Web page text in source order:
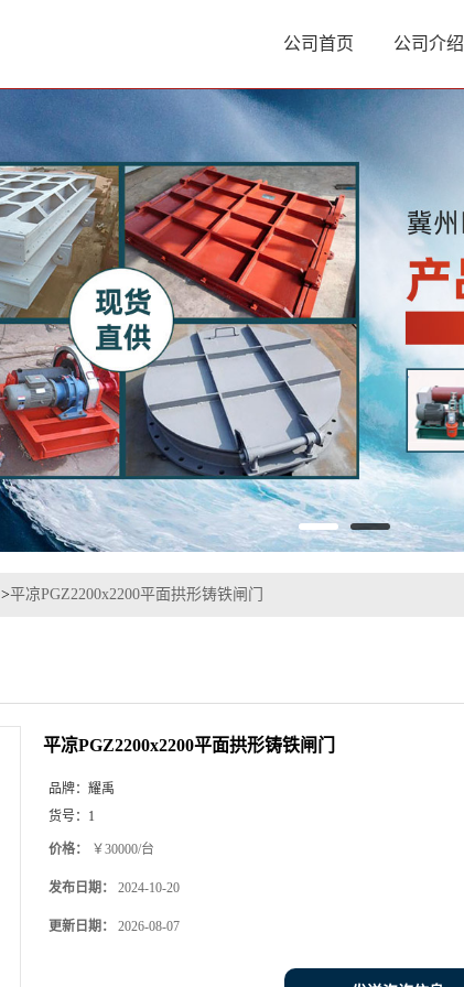
公司首页 公司介绍
>平凉PGZ2200x2200平面拱形铸铁闸门
平凉PGZ2200x2200平面拱形铸铁闸门
品牌： 耀禹
货号： 1
价格： ￥30000/台
发布日期： 2024-10-20
更新日期： 2026-08-07